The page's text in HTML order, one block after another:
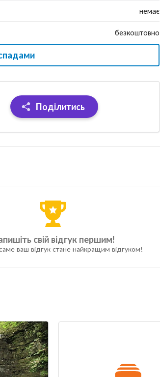
немає
безкоштовно
Поділитись
свій відгук першим!
ваш відгук стане найкращим відгуком!